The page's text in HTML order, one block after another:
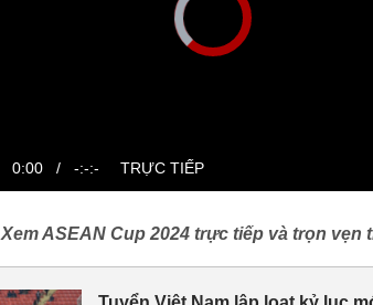
Xem ASEAN Cup 2024 trực tiếp và trọn vẹn